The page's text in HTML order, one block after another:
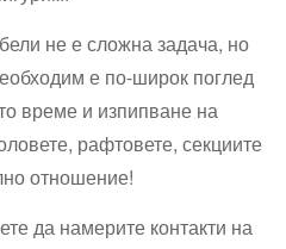
не е сложна задача, но
е по-широк поглед
време и изпипване на
рафтовете, секциите
отношение!
да намерите контакти на